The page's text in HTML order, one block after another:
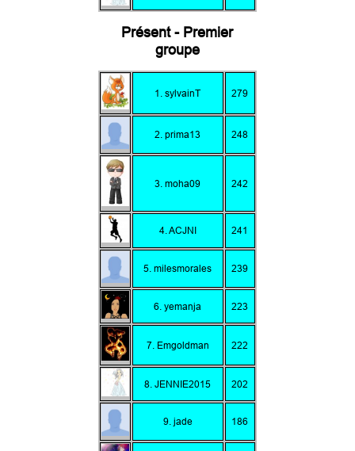
Présent - Premier
groupe
1. sylvainT 279
2. prima13 248
3. moha09 242
4. ACJNI 241
5. milesmorales 239
6. yemanja 223
7. Emgoldman 222
8. JENNIE2015 202
9. jade 186